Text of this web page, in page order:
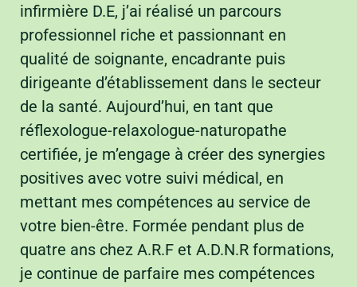
infirmière D.E, j’ai réalisé un parcours
professionnel riche et passionnant en
qualité de soignante, encadrante puis
dirigeante d’établissement dans le secteur
de la santé. Aujourd’hui, en tant que
réflexologue-relaxologue-naturopathe
certifiée, je m’engage à créer des synergies
positives avec votre suivi médical, en
mettant mes compétences au service de
votre bien-être. Formée pendant plus de
quatre ans chez A.R.F et A.D.N.R formations,
je continue de parfaire mes compétences